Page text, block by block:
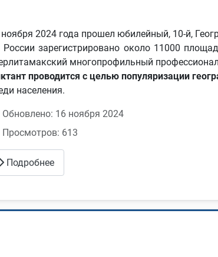
2024 года прошел юбилейный, 10-й,
России зарегистрировано около 11000
многопрофильный
проводится с целью популяризации
населения.
Обновлено: 16 ноября 2024
Просмотров: 613
Подробнее